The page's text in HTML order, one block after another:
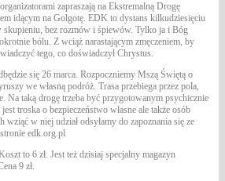
zapraszają na Ekstremalną Drogę
idącym na Golgotę. EDK to dystans kilkudziesięciu
bez rozmów i śpiewów. Tylko ja i Bóg
bólu. Z wciąż narastającym zmęczeniem, by
tego, co doświadczył Chrystus.
się 26 marca. Rozpoczniemy Mszą Świętą o
we własną podróż. Trasa przebiega przez pola,
Na taką drogę trzeba być przygotowanym psychicznie
troska o bezpieczeństwo własne ale także osób
wziąć w niej udział odsyłamy do zapoznania się ze
edk.org.pl
to 6 zł. Jest też dzisiaj specjalny magazyn
9 zł.